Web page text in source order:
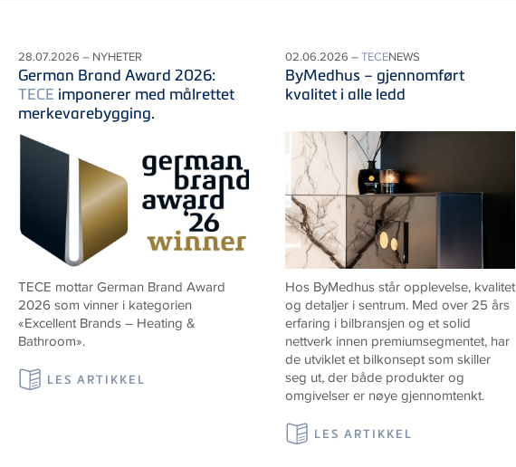
28.07.2026 – NYHETER
German Brand Award 2026:
TECE imponerer med målrettet
merkevarebygging.
TECE mottar German Brand Award
2026 som vinner i kategorien
«Excellent Brands – Heating &
Bathroom».
LES ARTIKKEL
02.06.2026 –TECENEWS
ByMedhus – gjennomført
kvalitet i alle ledd
Hos ByMedhus står opplevelse, kvalitet
og detaljer i sentrum. Med over 25 års
erfaring i bilbransjen og et solid
nettverk innen premiumsegmentet, har
de utviklet et bilkonsept som skiller
seg ut, der både produkter og
omgivelser er nøye gjennomtenkt.
LES ARTIKKEL